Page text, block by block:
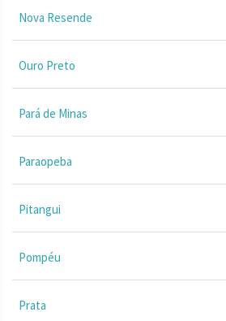
Nova Resende
Ouro Preto
Pará de Minas
Paraopeba
Pitangui
Pompéu
Prata